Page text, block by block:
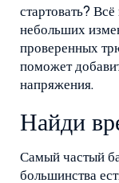
стартовать?
небольших
проверенных
поможет
напряжения.
Найди
Самый частый
большинства